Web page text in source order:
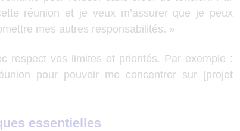
réunion et je veux m’assurer que je peux
mes autres responsabilités. »
respect vos limites et priorités. Par exemple :
pour pouvoir me concentrer sur [projet
essentielles